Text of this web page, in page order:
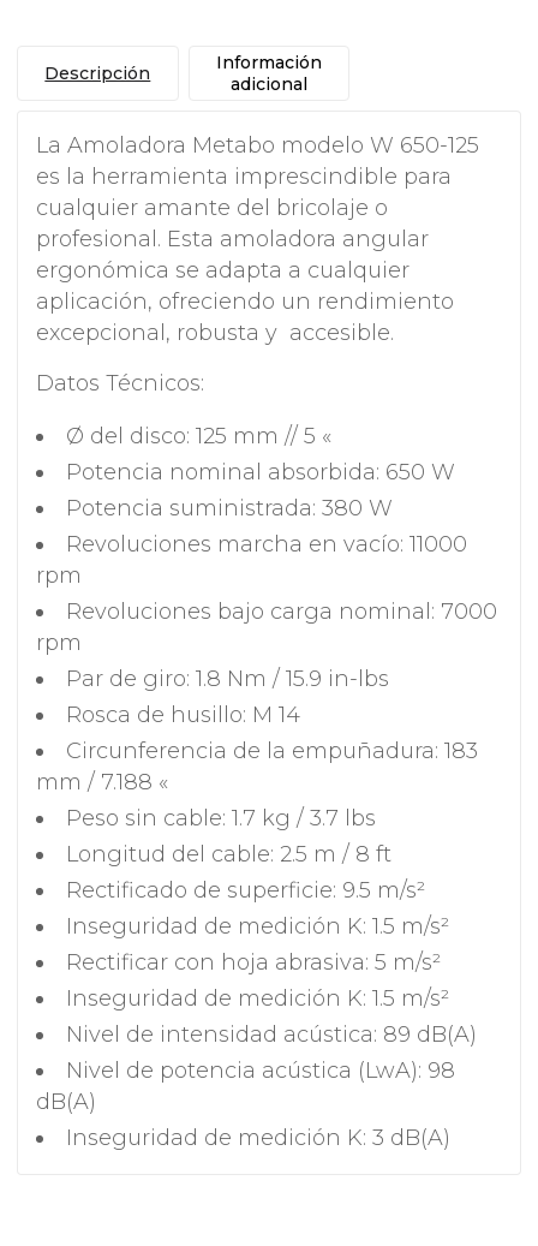
Descripción
Información
adicional
La Amoladora Metabo modelo W 650-125
es la herramienta imprescindible para
cualquier amante del bricolaje o
profesional. Esta amoladora angular
ergonómica se adapta a cualquier
aplicación, ofreciendo un rendimiento
excepcional, robusta y accesible.
Datos Técnicos:
Ø del disco: 125 mm // 5 «
Potencia nominal absorbida: 650 W
Potencia suministrada: 380 W
Revoluciones marcha en vacío: 11000
rpm
Revoluciones bajo carga nominal: 7000
rpm
Par de giro: 1.8 Nm / 15.9 in-lbs
Rosca de husillo: M 14
Circunferencia de la empuñadura: 183
mm / 7.188 «
Peso sin cable: 1.7 kg / 3.7 lbs
Longitud del cable: 2.5 m / 8 ft
Rectificado de superficie: 9.5 m/s²
Inseguridad de medición K: 1.5 m/s²
Rectificar con hoja abrasiva: 5 m/s²
Inseguridad de medición K: 1.5 m/s²
Nivel de intensidad acústica: 89 dB(A)
Nivel de potencia acústica (LwA): 98
dB(A)
Inseguridad de medición K: 3 dB(A)